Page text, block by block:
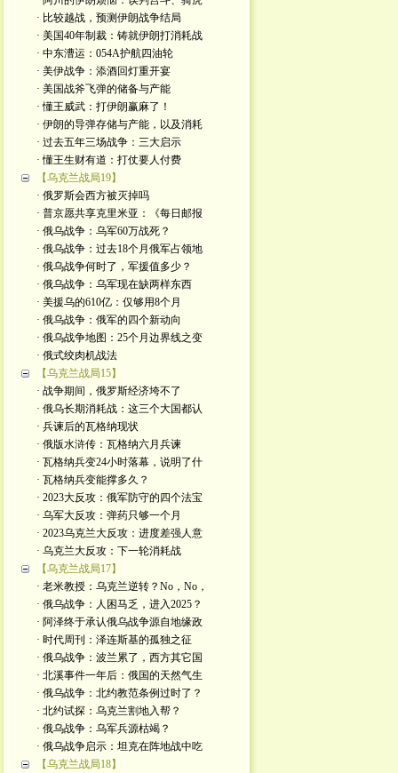
· 比较越战，预测伊朗战争结局
· 美国40年制裁：铸就伊朗打消耗战
· 中东漕运：054A护航四油轮
· 美伊战争：添酒回灯重开宴
· 美国战斧飞弹的储备与产能
· 懂王威武：打伊朗赢麻了！
· 伊朗的导弹存储与产能，以及消耗
· 过去五年三场战争：三大启示
· 懂王生财有道：打仗要人付费
【乌克兰战局19】
· 俄罗斯会西方被灭掉吗
· 普京愿共享克里米亚：《每日邮报
· 俄乌战争：乌军60万战死？
· 俄乌战争：过去18个月俄军占领地
· 俄乌战争何时了，军援值多少？
· 俄乌战争：乌军现在缺两样东西
· 美援乌的610亿：仅够用8个月
· 俄乌战争：俄军的四个新动向
· 俄乌战争地图：25个月边界线之变
· 俄式绞肉机战法
【乌克兰战局15】
· 战争期间，俄罗斯经济垮不了
· 俄乌长期消耗战：这三个大国都认
· 兵谏后的瓦格纳现状
· 俄版水浒传：瓦格纳六月兵谏
· 瓦格纳兵变24小时落幕，说明了什
· 瓦格纳兵变能撑多久？
· 2023大反攻：俄军防守的四个法宝
· 乌军大反攻：弹药只够一个月
· 2023乌克兰大反攻：进度差强人意
· 乌克兰大反攻：下一轮消耗战
【乌克兰战局17】
· 老米教授：乌克兰逆转？No，No，
· 俄乌战争：人困马乏，进入2025？
· 阿泽终于承认俄乌战争源自地缘政
· 时代周刊：泽连斯基的孤独之征
· 俄乌战争：波兰累了，西方其它国
· 北溪事件一年后：俄国的天然气生
· 俄乌战争：北约教范条例过时了？
· 北约试探：乌克兰割地入帮？
· 俄乌战争：乌军兵源枯竭？
· 俄乌战争启示：坦克在阵地战中吃
【乌克兰战局18】